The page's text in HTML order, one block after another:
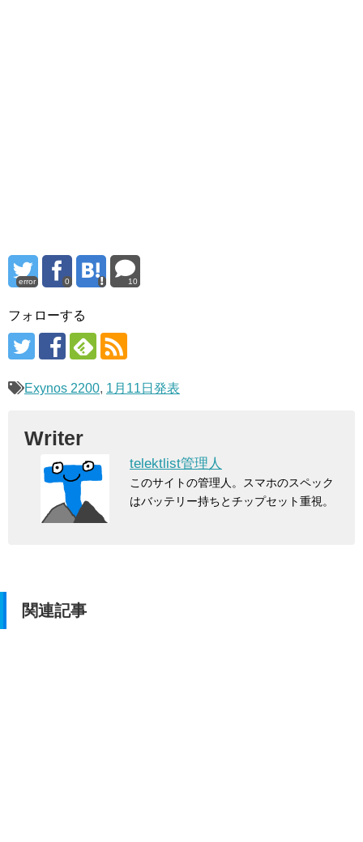
error 0 10
フォローする
Exynos 2200, 1月11日発表
Writer
telektlist管理人
このサイトの管理人。スマホのスペック
はバッテリー持ちとチップセット重視。
関連記事